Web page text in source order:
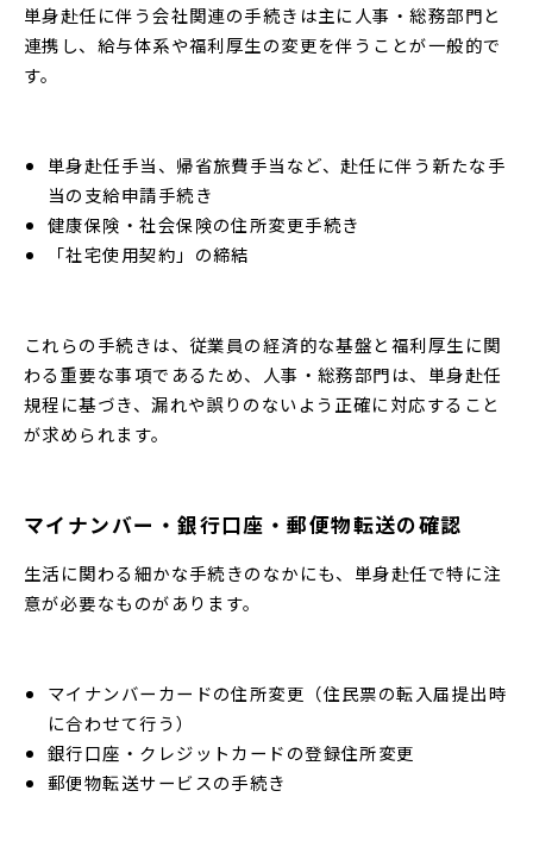
単身赴任に伴う会社関連の手続きは主に人事・総務部門と
連携し、給与体系や福利厚生の変更を伴うことが一般的で
す。
単身赴任手当、帰省旅費手当など、赴任に伴う新たな手
当の支給申請手続き
健康保険・社会保険の住所変更手続き
「社宅使用契約」の締結
これらの手続きは、従業員の経済的な基盤と福利厚生に関
わる重要な事項であるため、人事・総務部門は、単身赴任
規程に基づき、漏れや誤りのないよう正確に対応すること
が求められます。
マイナンバー・銀行口座・郵便物転送の確認
生活に関わる細かな手続きのなかにも、単身赴任で特に注
意が必要なものがあります。
マイナンバーカードの住所変更（住民票の転入届提出時
に合わせて行う）
銀行口座・クレジットカードの登録住所変更
郵便物転送サービスの手続き